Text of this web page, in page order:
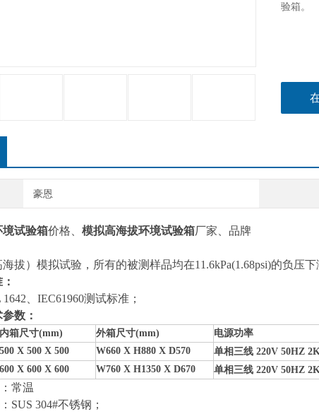
验箱。
豪恩
境试验箱价格、 模拟高海拔环境试验箱厂家、 品牌
拔）模拟试验， 所有的被测样品均在11.6kPa(1.68psi)的负压
、 IEC61960测试标准；
数：
内箱尺寸(mm) 外箱尺寸(mm)
电源功率
500 X 500 X 500 W660 X H880 X D570 单相三线 220V 50HZ
600 X 600 X 600 W760 X H1350 X D670 单相三线 220V 50HZ
常温
SUS 304#不锈钢 ；